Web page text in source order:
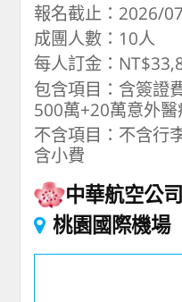
報名截止：2026/
成團人數：10人
每人訂金：
包含項目：含簽證
500萬+20萬意外醫
不含項目：不含行
含小費
中華航空公司
桃園國際機場